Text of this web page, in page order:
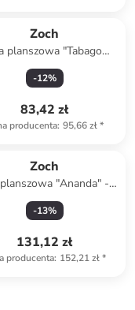
Zoch
planszowa "Tabago
Volcano" - 8+
-12%
83,42 zł
producenta: 95,66 zł*
Zoch
"Ananda" -
10+
-13%
131,12 zł
producenta: 152,21 zł*